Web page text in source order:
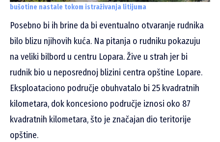
bušotine nastale tokom istraživanja litijuma
Posebno bi ih brine da bi eventualno otvaranje rudnika
bilo blizu njihovih kuća. Na pitanja o rudniku pokazuju
na veliki bilbord u centru Lopara. Žive u strah jer bi
rudnik bio u neposrednoj blizini centra opštine Lopare.
Eksploataciono područje obuhvatalo bi 25 kvadratnih
kilometara, dok koncesiono područje iznosi oko 87
kvadratnih kilometara, što je značajan dio teritorije
opštine.